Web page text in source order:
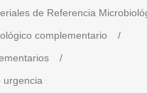
de Referencia
complementario
/
/
urgencia